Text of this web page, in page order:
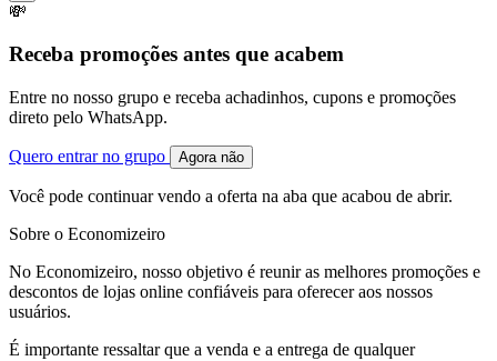
💸
Receba promoções antes que acabem
Entre no nosso grupo e receba achadinhos, cupons e promoções
direto pelo WhatsApp.
Quero entrar no grupo Agora não
Você pode continuar vendo a oferta na aba que acabou de abrir.
Sobre o Economizeiro
No Economizeiro, nosso objetivo é reunir as melhores promoções e
descontos de lojas online confiáveis para oferecer aos nossos
usuários.
É importante ressaltar que a venda e a entrega de qualquer